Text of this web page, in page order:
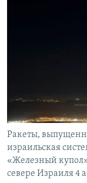
ПОБЕДИТЕЛЕЙ НЕ
ELIFBE
УКРАИНСКАЯ
Все сайты RFE/
Ракеты,
израильская
«Железный
севере Израиля 4